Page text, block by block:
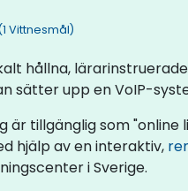
Vittnesmål)
hållna,
sätter upp en VoIP-
är tillgänglig som
hjälp av en interaktiv,
i Sverige.